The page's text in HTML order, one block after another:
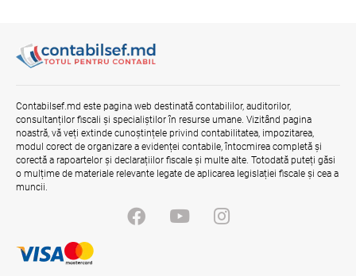
Contabilsef.md este pagina web destinată contabililor, auditorilor,
consultanților fiscali și specialiștilor în resurse umane. Vizitând pagina
noastră, vă veți extinde cunoștințele privind contabilitatea, impozitarea,
modul corect de organizare a evidenței contabile, întocmirea completă și
corectă a rapoartelor și declarațiilor fiscale și multe alte. Totodată puteți găsi
o mulțime de materiale relevante legate de aplicarea legislației fiscale și cea a
muncii.